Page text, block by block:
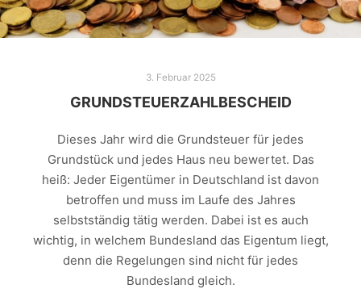
3. Februar 2025
GRUNDSTEUERZAHLBESCHEID
Dieses Jahr wird die Grundsteuer für jedes
Grundstück und jedes Haus neu bewertet. Das
heiß: Jeder Eigentümer in Deutschland ist davon
betroffen und muss im Laufe des Jahres
selbstständig tätig werden. Dabei ist es auch
wichtig, in welchem Bundesland das Eigentum liegt,
denn die Regelungen sind nicht für jedes
Bundesland gleich.